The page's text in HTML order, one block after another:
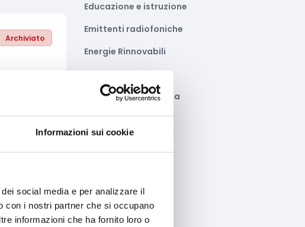
Informazioni sui cookie
social media e per analizzare il
con i nostri partner che si occupano
informazioni che ha fornito loro o
Archiviato
Educazione e istruzione
Emittenti radiofoniche
Energie Rinnovabili
Farmaceutico
Farmacia e/o chimica
Fashion
Formazione e lavoro
Fotovoltaico